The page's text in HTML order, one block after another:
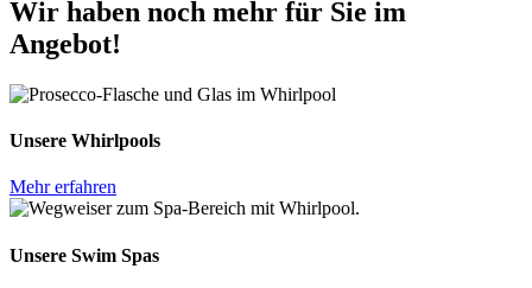
Wir haben noch mehr für Sie im
Angebot!
Unsere Whirlpools
Mehr erfahren
Unsere Swim Spas